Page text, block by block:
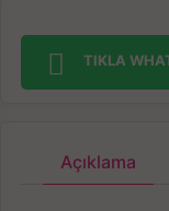
TIKLA
Açıklama